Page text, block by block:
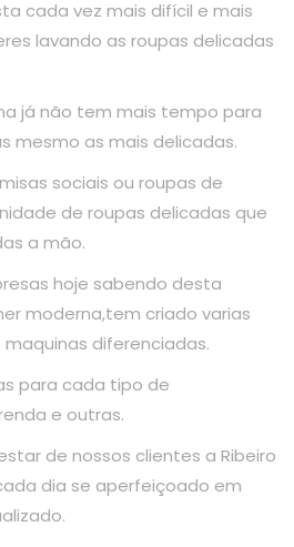
cada vez mais difícil e mais
lavando as roupas delicadas
já não tem mais tempo para
mesmo as mais delicadas.
sociais ou roupas de
de roupas delicadas que
a mão.
hoje sabendo desta
moderna,tem criado varias
diferenciadas.
para cada tipo de
e outras.
de nossos clientes a Ribeiro
dia se aperfeiçoado em